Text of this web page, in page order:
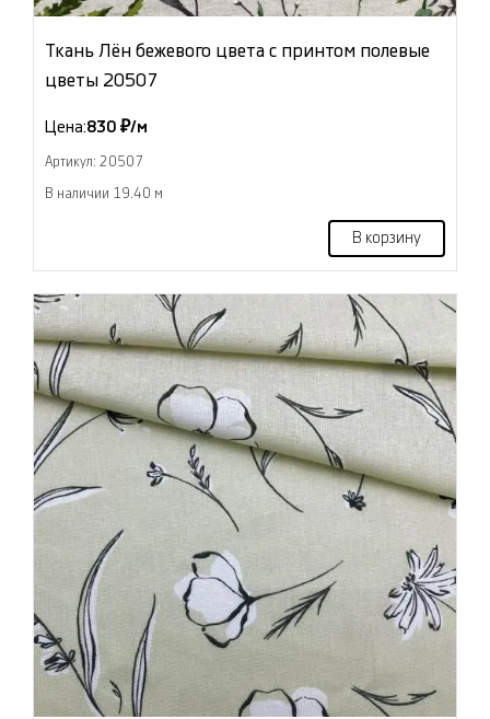
Ткань Лён бежевого цвета с принтом полевые
цветы 20507
Цена:830 ₽/м
Артикул: 20507
В наличии 19.40 м
В корзину